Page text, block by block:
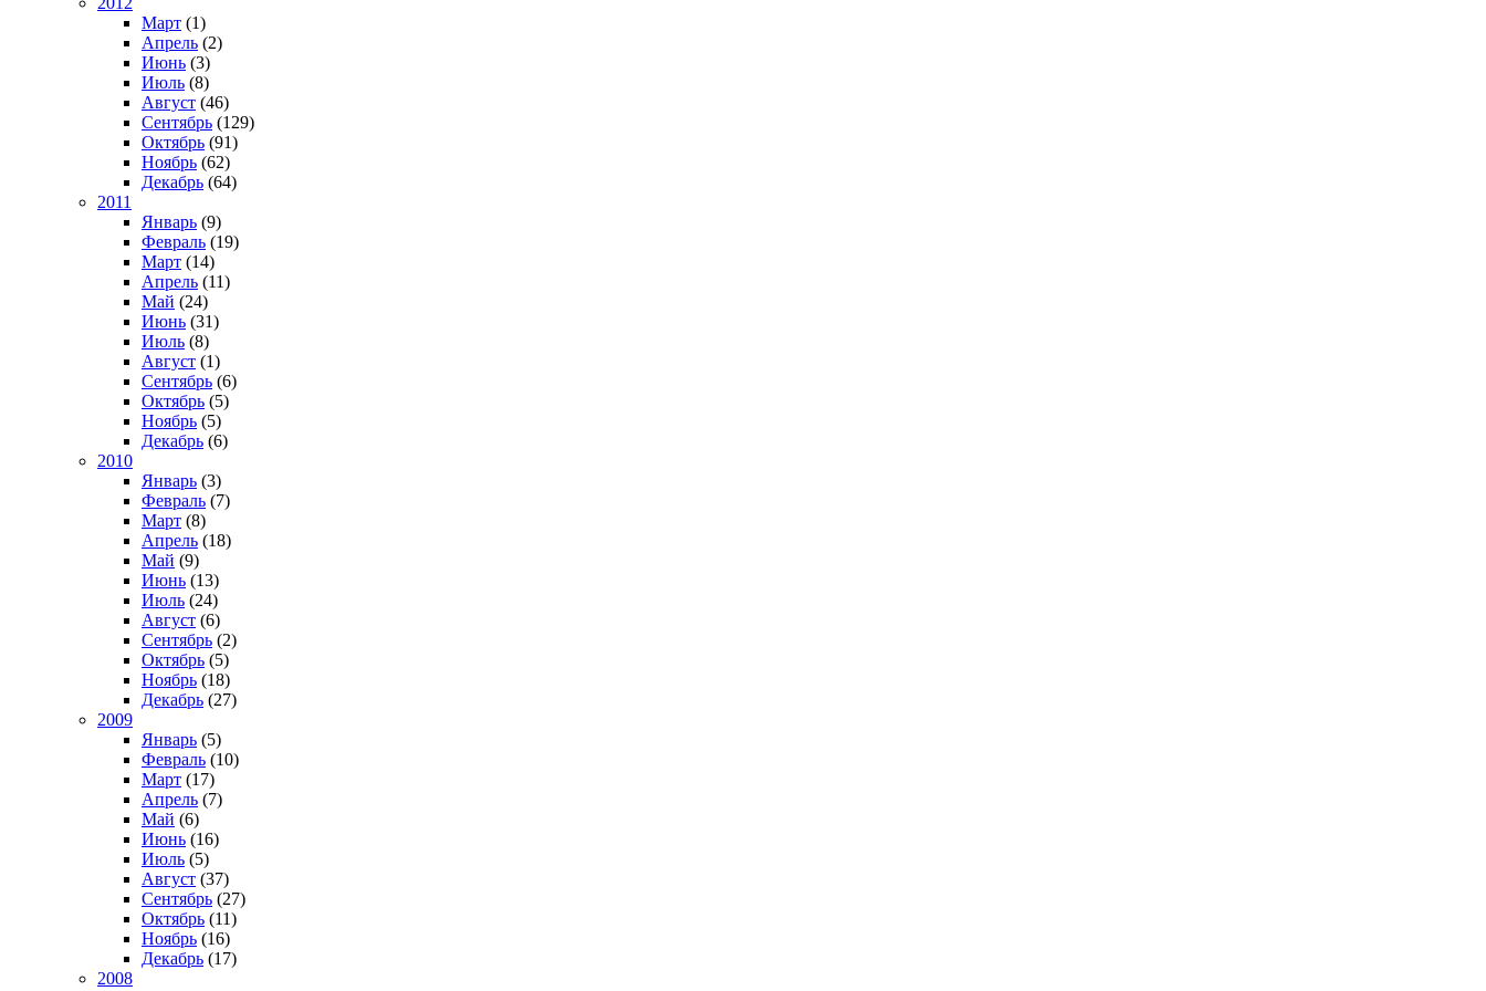
Март (1)
Апрель (2)
Июнь (3)
Июль (8)
Август (46)
Сентябрь (129)
Октябрь (91)
Ноябрь (62)
Декабрь (64)
2011
Январь (9)
Февраль (19)
Март (14)
Апрель (11)
Май (24)
Июнь (31)
Июль (8)
Август (1)
Сентябрь (6)
Октябрь (5)
Ноябрь (5)
Декабрь (6)
2010
Январь (3)
Февраль (7)
Март (8)
Апрель (18)
Май (9)
Июнь (13)
Июль (24)
Август (6)
Сентябрь (2)
Октябрь (5)
Ноябрь (18)
Декабрь (27)
2009
Январь (5)
Февраль (10)
Март (17)
Апрель (7)
Май (6)
Июнь (16)
Июль (5)
Август (37)
Сентябрь (27)
Октябрь (11)
Ноябрь (16)
Декабрь (17)
2008